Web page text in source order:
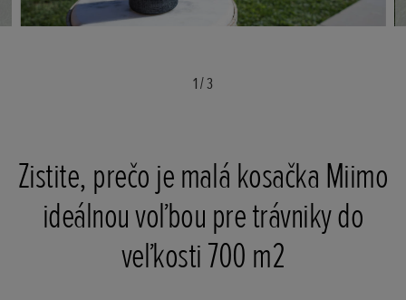
1/3
Zistite, prečo je malá kosačka Miimo
ideálnou voľbou pre trávniky do
veľkosti 700 m2